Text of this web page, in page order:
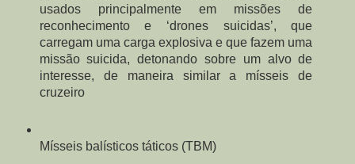
usados principalmente em missões de
reconhecimento e ‘drones suicidas’, que
carregam uma carga explosiva e que fazem uma
missão suicida, detonando sobre um alvo de
interesse, de maneira similar a mísseis de
cruzeiro
Mísseis balísticos táticos (TBM)